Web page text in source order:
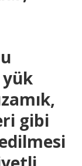
gibi